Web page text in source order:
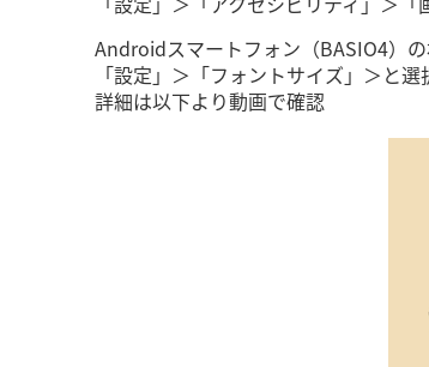
Androidスマートフォン（BASIO4）の
「設定」＞「フォントサイズ」＞と選
詳細は以下より動画で確認